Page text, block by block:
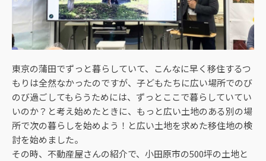
東京の蒲田でずっと暮らしていて、こんなに早く移住するつ
もりは全然なかったのですが、子どもたちに広い場所でのび
のび過ごしてもらうためには、ずっとここで暮らしていてい
いのか？と考え始めたときに、もっと広い土地のある別の場
所で次の暮らしを始めよう！と広い土地を求めた移住地の検
討を始めました。
その時、不動産屋さんの紹介で、小田原市の500坪の土地と